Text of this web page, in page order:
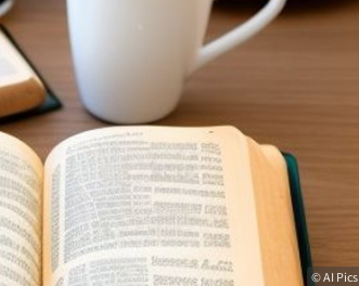
© AI Pics